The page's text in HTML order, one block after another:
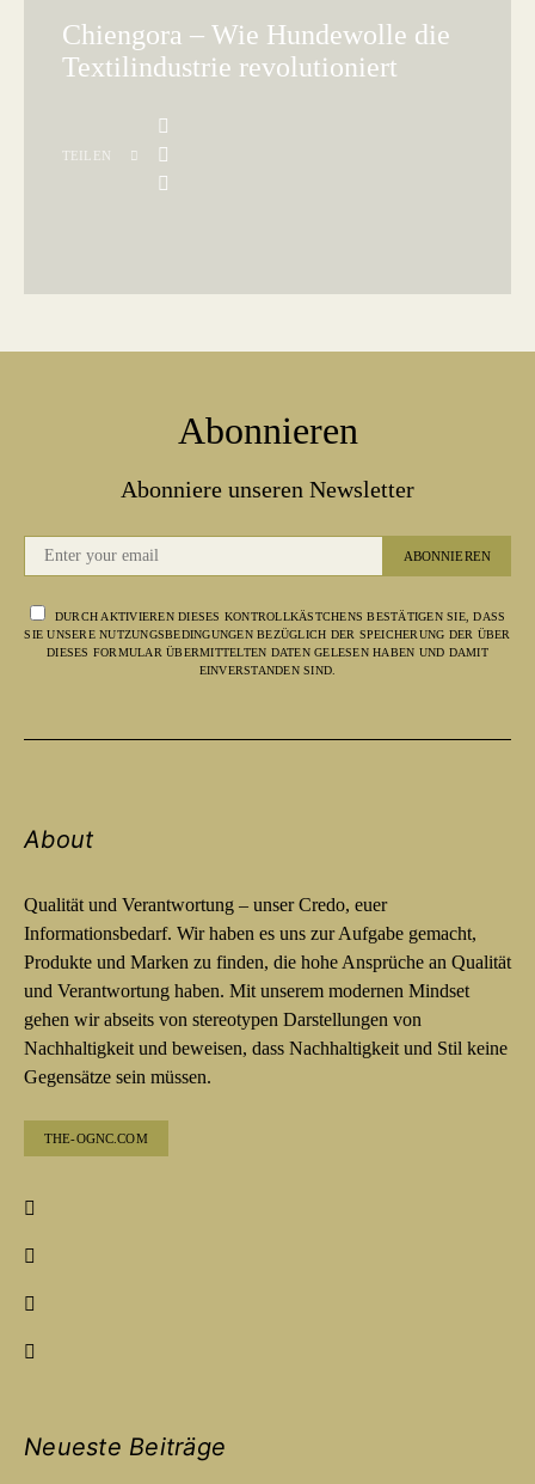
Chiengora – Wie Hundewolle die
Textilindustrie revolutioniert
TEILEN
Abonnieren
Abonniere unseren Newsletter
ABONNIEREN
DURCH AKTIVIEREN DIESES KONTROLLKÄSTCHENS BESTÄTIGEN SIE, DASS
SIE UNSERE NUTZUNGSBEDINGUNGEN BEZÜGLICH DER SPEICHERUNG DER ÜBER
DIESES FORMULAR ÜBERMITTELTEN DATEN GELESEN HABEN UND DAMIT
EINVERSTANDEN SIND.
About
Qualität und Verantwortung – unser Credo, euer
Informationsbedarf. Wir haben es uns zur Aufgabe gemacht,
Produkte und Marken zu finden, die hohe Ansprüche an Qualität
und Verantwortung haben. Mit unserem modernen Mindset
gehen wir abseits von stereotypen Darstellungen von
Nachhaltigkeit und beweisen, dass Nachhaltigkeit und Stil keine
Gegensätze sein müssen.
THE-OGNC.COM
Neueste Beiträge